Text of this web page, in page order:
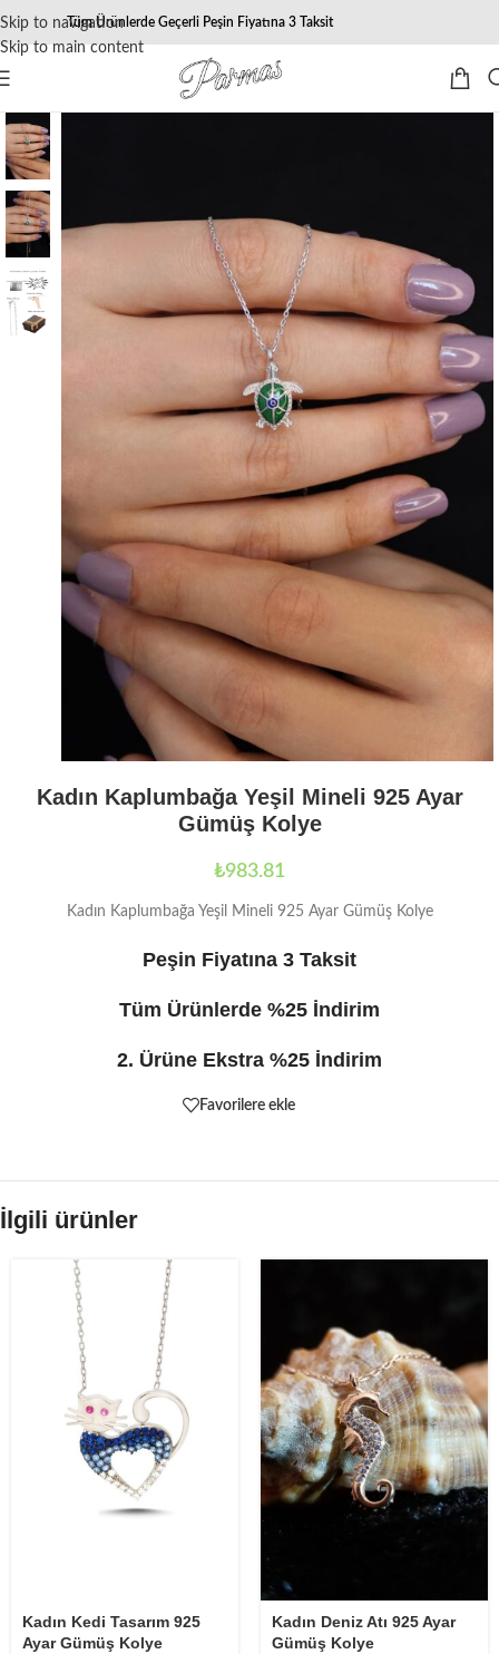
Skip to navigation
Skip to main content
Tüm Ürünlerde Geçerli Peşin Fiyatına 3 Taksit
Kadın Kaplumbağa Yeşil Mineli 925 Ayar
Gümüş Kolye
₺983.81
Kadın Kaplumbağa Yeşil Mineli 925 Ayar Gümüş Kolye
Peşin Fiyatına 3 Taksit
Tüm Ürünlerde %25 İndirim
2. Ürüne Ekstra %25 İndirim
Favorilere ekle
İlgili ürünler
Kadın Kedi Tasarım 925
Ayar Gümüş Kolye
Kadın Deniz Atı 925 Ayar
Gümüş Kolye